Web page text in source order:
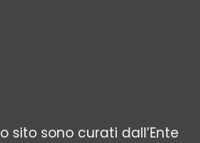
sito sono curati dall’Ente